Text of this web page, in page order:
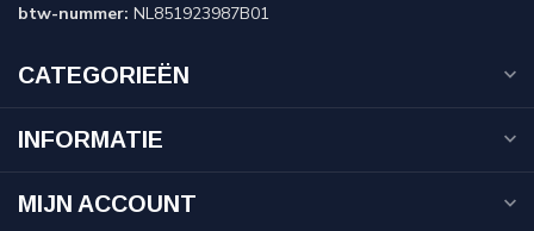
btw-nummer: NL851923987B01
CATEGORIEËN
INFORMATIE
MIJN ACCOUNT